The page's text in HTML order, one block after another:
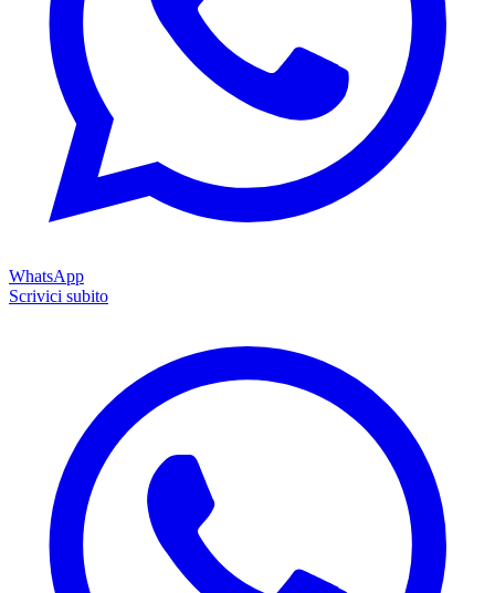
WhatsApp
Scrivici subito